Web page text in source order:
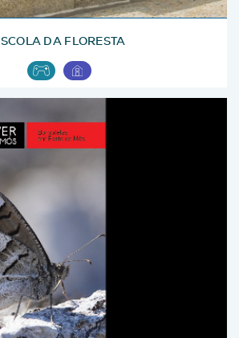
DA FLORESTA